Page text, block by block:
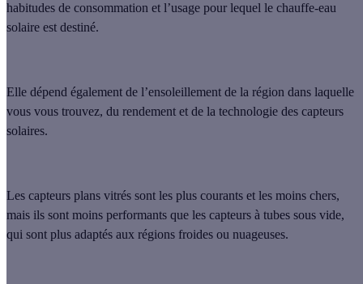
habitudes de consommation et l’usage pour lequel le chauffe-eau
solaire est destiné.
Elle dépend également de l’ensoleillement de la région dans laquelle
vous vous trouvez, du rendement et de la technologie des capteurs
solaires.
Les capteurs plans vitrés sont les plus courants et les moins chers,
mais ils sont moins performants que les capteurs à tubes sous vide,
qui sont plus adaptés aux régions froides ou nuageuses.